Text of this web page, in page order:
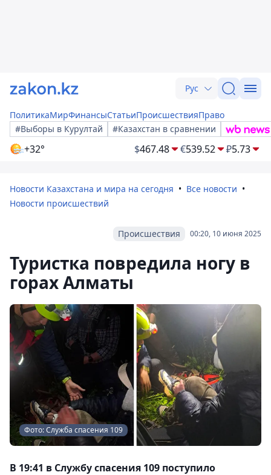
Рус
ПолитикаМирФинансыСтатьиПроисшествияПраво
#Выборы в Курултай
#Казахстан в сравнении
+32° $467.48 €539.52 ₽5.73
Новости Казахстана и мира на сегодня
Все новости
Новости происшествий
00:20, 10 июня 2025
Происшествия
Туристка повредила ногу в
горах Алматы
Фото: Служба спасения 109
В 19:41 в Службу спасения 109 поступило